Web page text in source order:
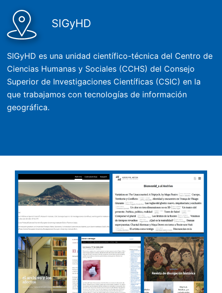
SIGyHD
SIGyHD es una unidad científico-técnica del Centro de
Ciencias Humanas y Sociales (CCHS) del Consejo
Superior de Investigaciones Científicas (CSIC) en la
que trabajamos con tecnologías de información
geográfica.